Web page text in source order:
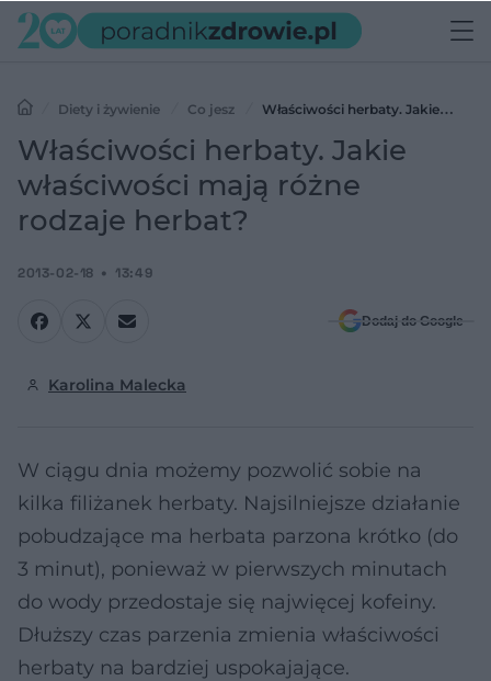
Diety i żywienie Co jesz
Właściwości herbaty. Jakie
właściwości mają różne rodzaje herbat?
Właściwości herbaty. Jakie
właściwości mają różne
rodzaje herbat?
2013-02-18 13:49
Dodaj do Google
Karolina Malecka
W ciągu dnia możemy pozwolić sobie na
kilka filiżanek herbaty. Najsilniejsze działanie
pobudzające ma herbata parzona krótko (do
3 minut), ponieważ w pierwszych minutach
do wody przedostaje się najwięcej kofeiny.
Dłuższy czas parzenia zmienia właściwości
herbaty na bardziej uspokajające.